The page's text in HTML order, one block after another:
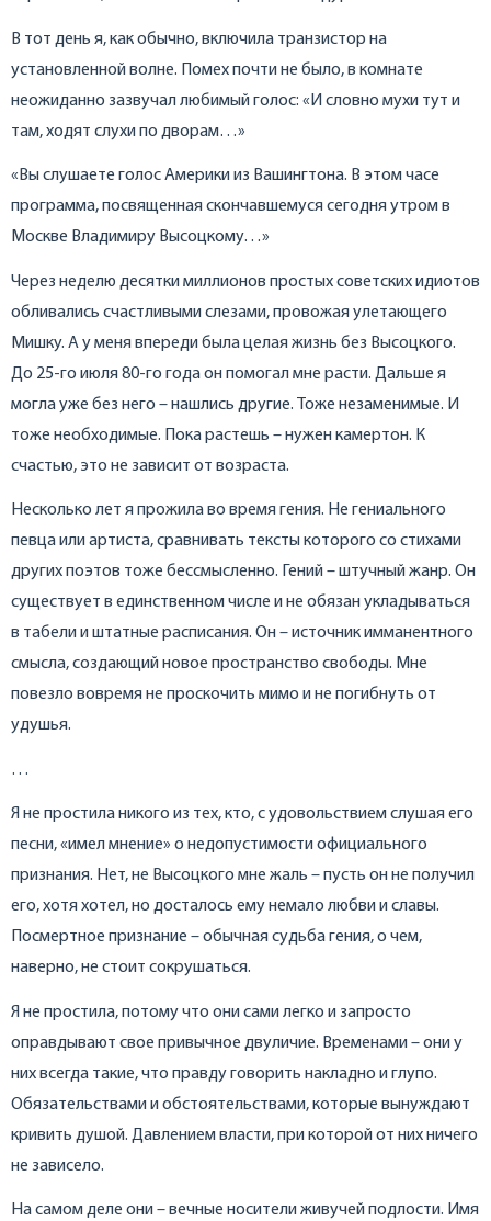
В тот день я, как обычно, включила транзистор на
установленной волне. Помех почти не было, в комнате
неожиданно зазвучал любимый голос: «И словно мухи тут и
там, ходят слухи по дворам…»
«Вы слушаете голос Америки из Вашингтона. В этом часе
программа, посвященная скончавшемуся сегодня утром в
Москве Владимиру Высоцкому…»
Через неделю десятки миллионов простых советских идиотов
обливались счастливыми слезами, провожая улетающего
Мишку. А у меня впереди была целая жизнь без Высоцкого.
До 25-го июля 80-го года он помогал мне расти. Дальше я
могла уже без него – нашлись другие. Тоже незаменимые. И
тоже необходимые. Пока растешь – нужен камертон. К
счастью, это не зависит от возраста.
Несколько лет я прожила во время гения. Не гениального
певца или артиста, сравнивать тексты которого со стихами
других поэтов тоже бессмысленно. Гений – штучный жанр. Он
существует в единственном числе и не обязан укладываться
в табели и штатные расписания. Он – источник имманентного
смысла, создающий новое пространство свободы. Мне
повезло вовремя не проскочить мимо и не погибнуть от
удушья.
…
Я не простила никого из тех, кто, с удовольствием слушая его
песни, «имел мнение» о недопустимости официального
признания. Нет, не Высоцкого мне жаль – пусть он не получил
его, хотя хотел, но досталось ему немало любви и славы.
Посмертное признание – обычная судьба гения, о чем,
наверно, не стоит сокрушаться.
Я не простила, потому что они сами легко и запросто
оправдывают свое привычное двуличие. Временами – они у
них всегда такие, что правду говорить накладно и глупо.
Обязательствами и обстоятельствами, которые вынуждают
кривить душой. Давлением власти, при которой от них ничего
не зависело.
На самом деле они – вечные носители живучей подлости. Имя